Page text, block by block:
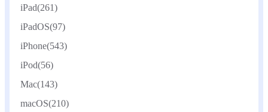
iPad(261)
iPadOS(97)
iPhone(543)
iPod(56)
Mac(143)
macOS(210)